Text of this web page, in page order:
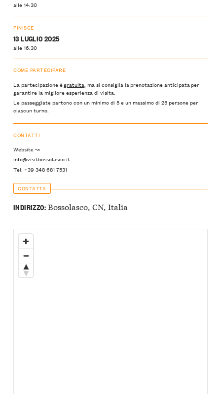
alle 14:30
FINISCE
13 LUGLIO 2025
alle 16:30
COME PARTECIPARE
La partecipazione ègratuita, ma si consiglia la prenotazione anticipata per
garantire la migliore esperienza di visita.
Le passeggiate partono con un minimo di 5 e un massimo di 25 persone per
ciascun turno.
CONTATTI
Website ↝
info@visitbossolasco.it
Tel: +39 348 681 7531
CONTATTA
INDIRIZZO:Bossolasco, CN, Italia